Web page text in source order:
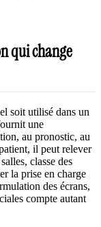
qui change
soit utilisé dans un
une
au pronostic, au
il peut relever
classe des
la prise en charge
des écrans,
compte autant